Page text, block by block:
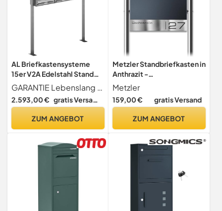
AL Briefkastensysteme
15er V2A Edelstahl Stand
Briefkasten rostfrei als 15
Fach Briefkastenanlage
Freistehend DIN A4 in
GARANTIE Lebenslang gegen Durchrostung Liefergarantie für Ersatzteile und Zubehör + entspricht Europäischer Postnorm DIN 13724
2.593,00 € gratis Versand
ZUM ANGEBOT
Metzler Standbriefkasten in
Anthrazit -
Pulverbeschichtet & mit
Zeitungsfach - Inkl.
Edelstahl Standfuß &
Personalisierbar -
mit Zeitungsrolle
Freistehend
Metzler
159,00 € gratis Versand
ZUM ANGEBOT